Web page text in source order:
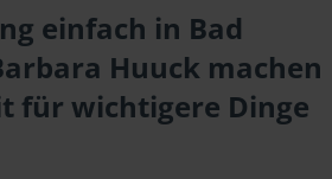
einfach in Bad
Huuck machen
für wichtigere Dinge